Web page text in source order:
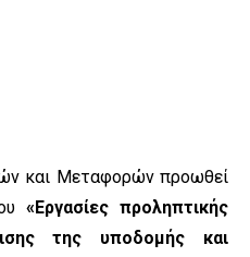
και Μεταφορών προωθεί
«Εργασίες προληπτικής
της υποδομής και